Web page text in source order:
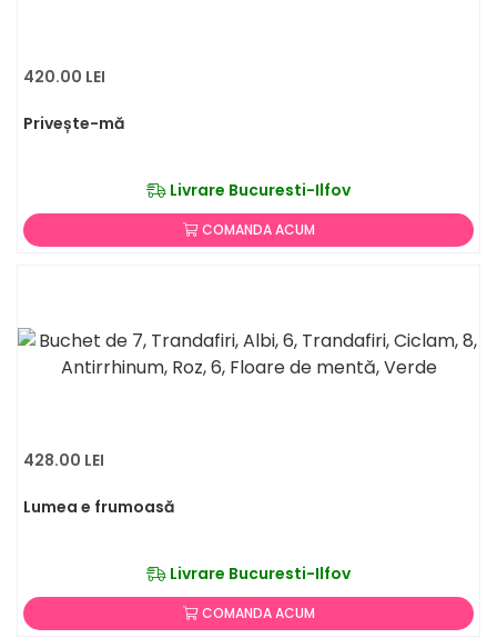
420.00 LEI
Privește-mă
Livrare Bucuresti-Ilfov
COMANDA ACUM
428.00 LEI
Lumea e frumoasă
Livrare Bucuresti-Ilfov
COMANDA ACUM